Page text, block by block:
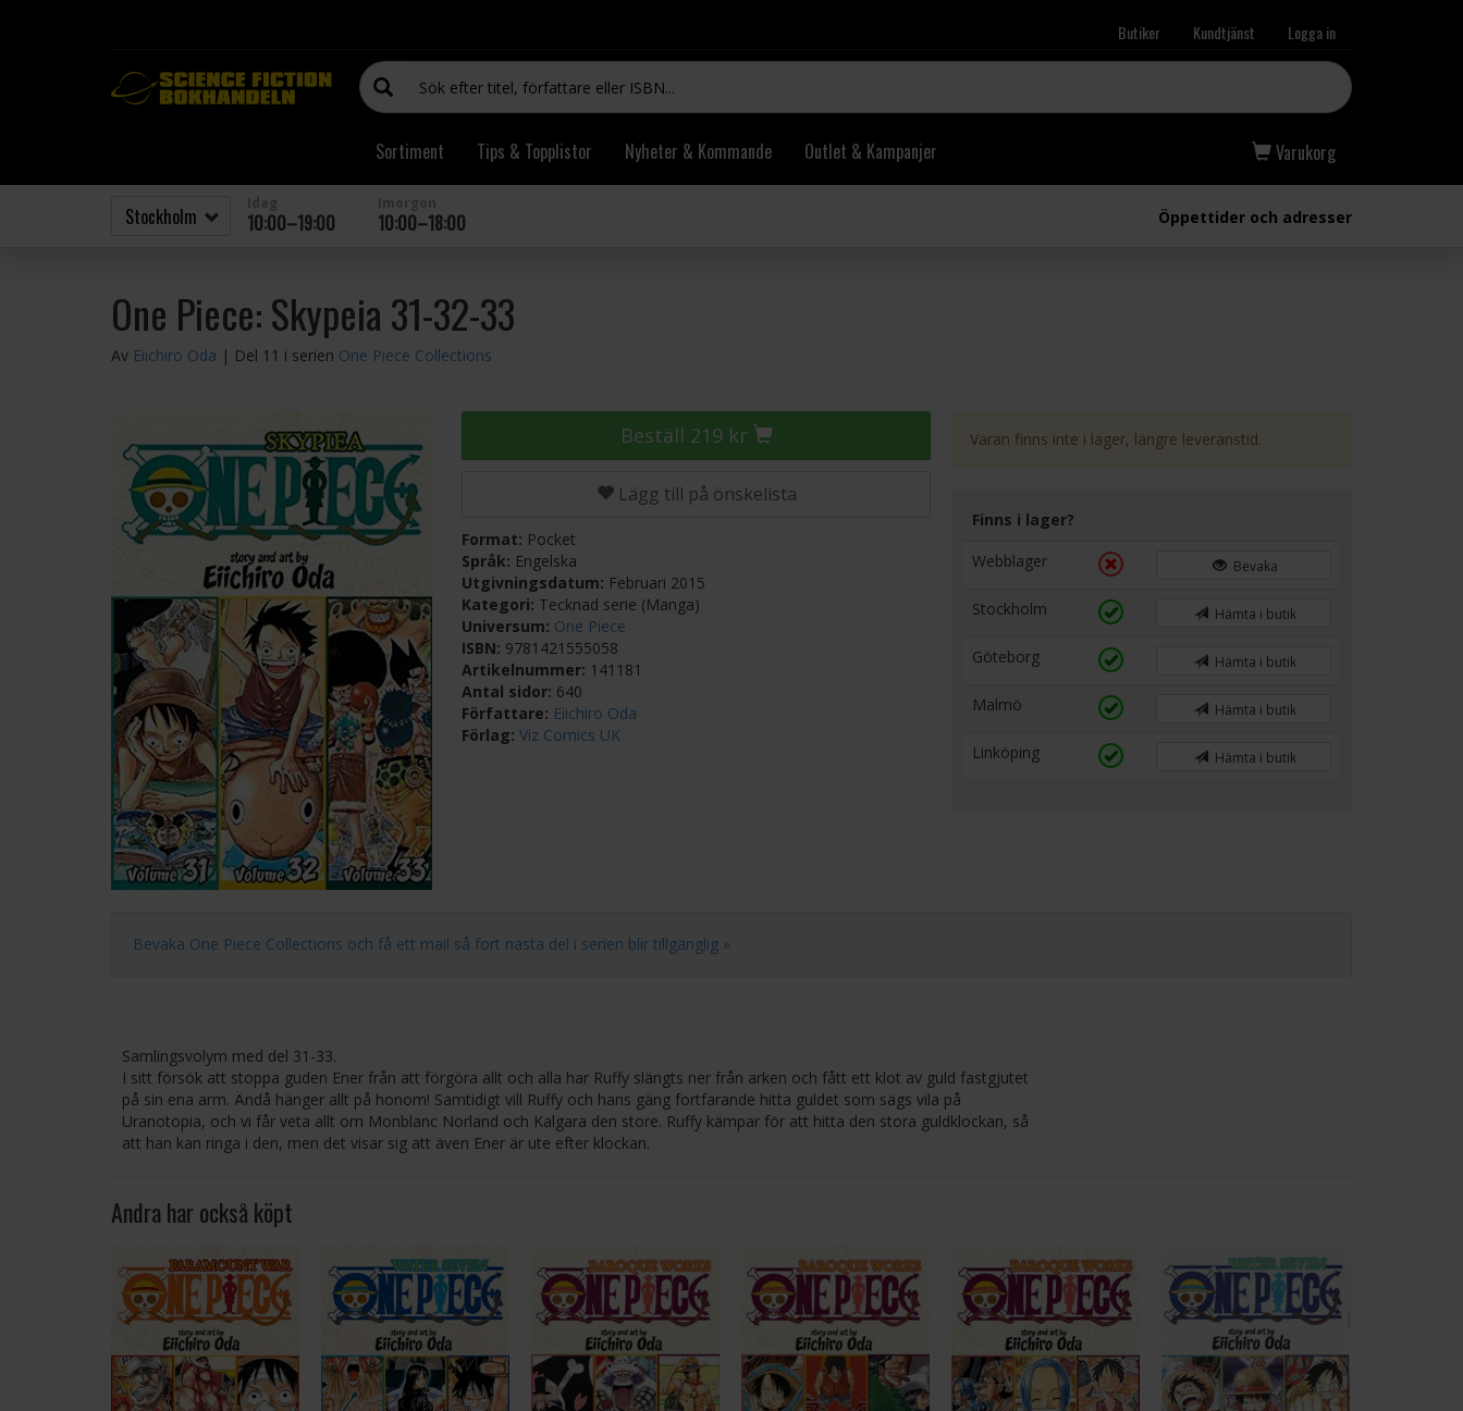
Butiker Kundtjänst Logga in
Sortiment Tips & Topplistor Nyheter & Kommande Outlet & Kampanjer Varukorg
10:00–19:00 10:00–18:00 Öppettider och adresser
One Piece: Skypeia 31-32-33
Av Eiichiro Oda | Del 11 i serien One Piece Collections
Beställ 219 kr
Lägg till på önskelista
Format: Pocket
Språk: Engelska
Utgivningsdatum: Februari 2015
Kategori: Tecknad serie (Manga)
Universum: One Piece
ISBN: 9781421555058
Artikelnummer: 141181
Antal sidor: 640
Författare: Eiichiro Oda
Förlag:Viz Comics UK
Varan finns inte i lager, längre leveranstid.
Finns i lager?
Webblager
Bevaka
Stockholm Hämta i butik
Göteborg Hämta i butik
Malmö Hämta i butik
Linköping Hämta i butik
Bevaka One Piece Collections och få ett mail så fort nästa del i serien blir tillgänglig »
Samlingsvolym med del 31-33.
I sitt försök att stoppa guden Ener från att förgöra allt och alla har Ruffy slängts ner från arken och fått ett klot av guld fastgjutet
på sin ena arm. Ändå hänger allt på honom! Samtidigt vill Ruffy och hans gäng fortfarande hitta guldet som sägs vila på
Uranotopia, och vi får veta allt om Monblanc Norland och Kalgara den store. Ruffy kämpar för att hitta den stora guldklockan, så
att han kan ringa i den, men det visar sig att även Ener är ute efter klockan.
Andra har också köpt